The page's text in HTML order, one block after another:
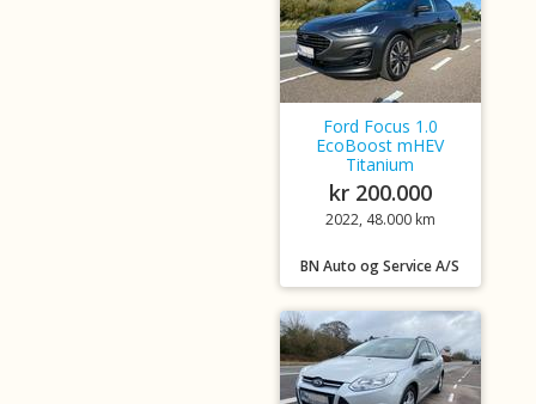
Ford Focus 1.0
EcoBoost mHEV
Titanium
kr 200.000
2022, 48.000 km
BN Auto og Service A/S